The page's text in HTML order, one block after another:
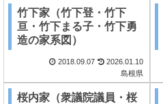
竹下家（竹下登・竹下
亘・竹下まる子・竹下勇
造の家系図）
2018.09.07
2026.01.10
島根県
桜内家（衆議院議員・桜